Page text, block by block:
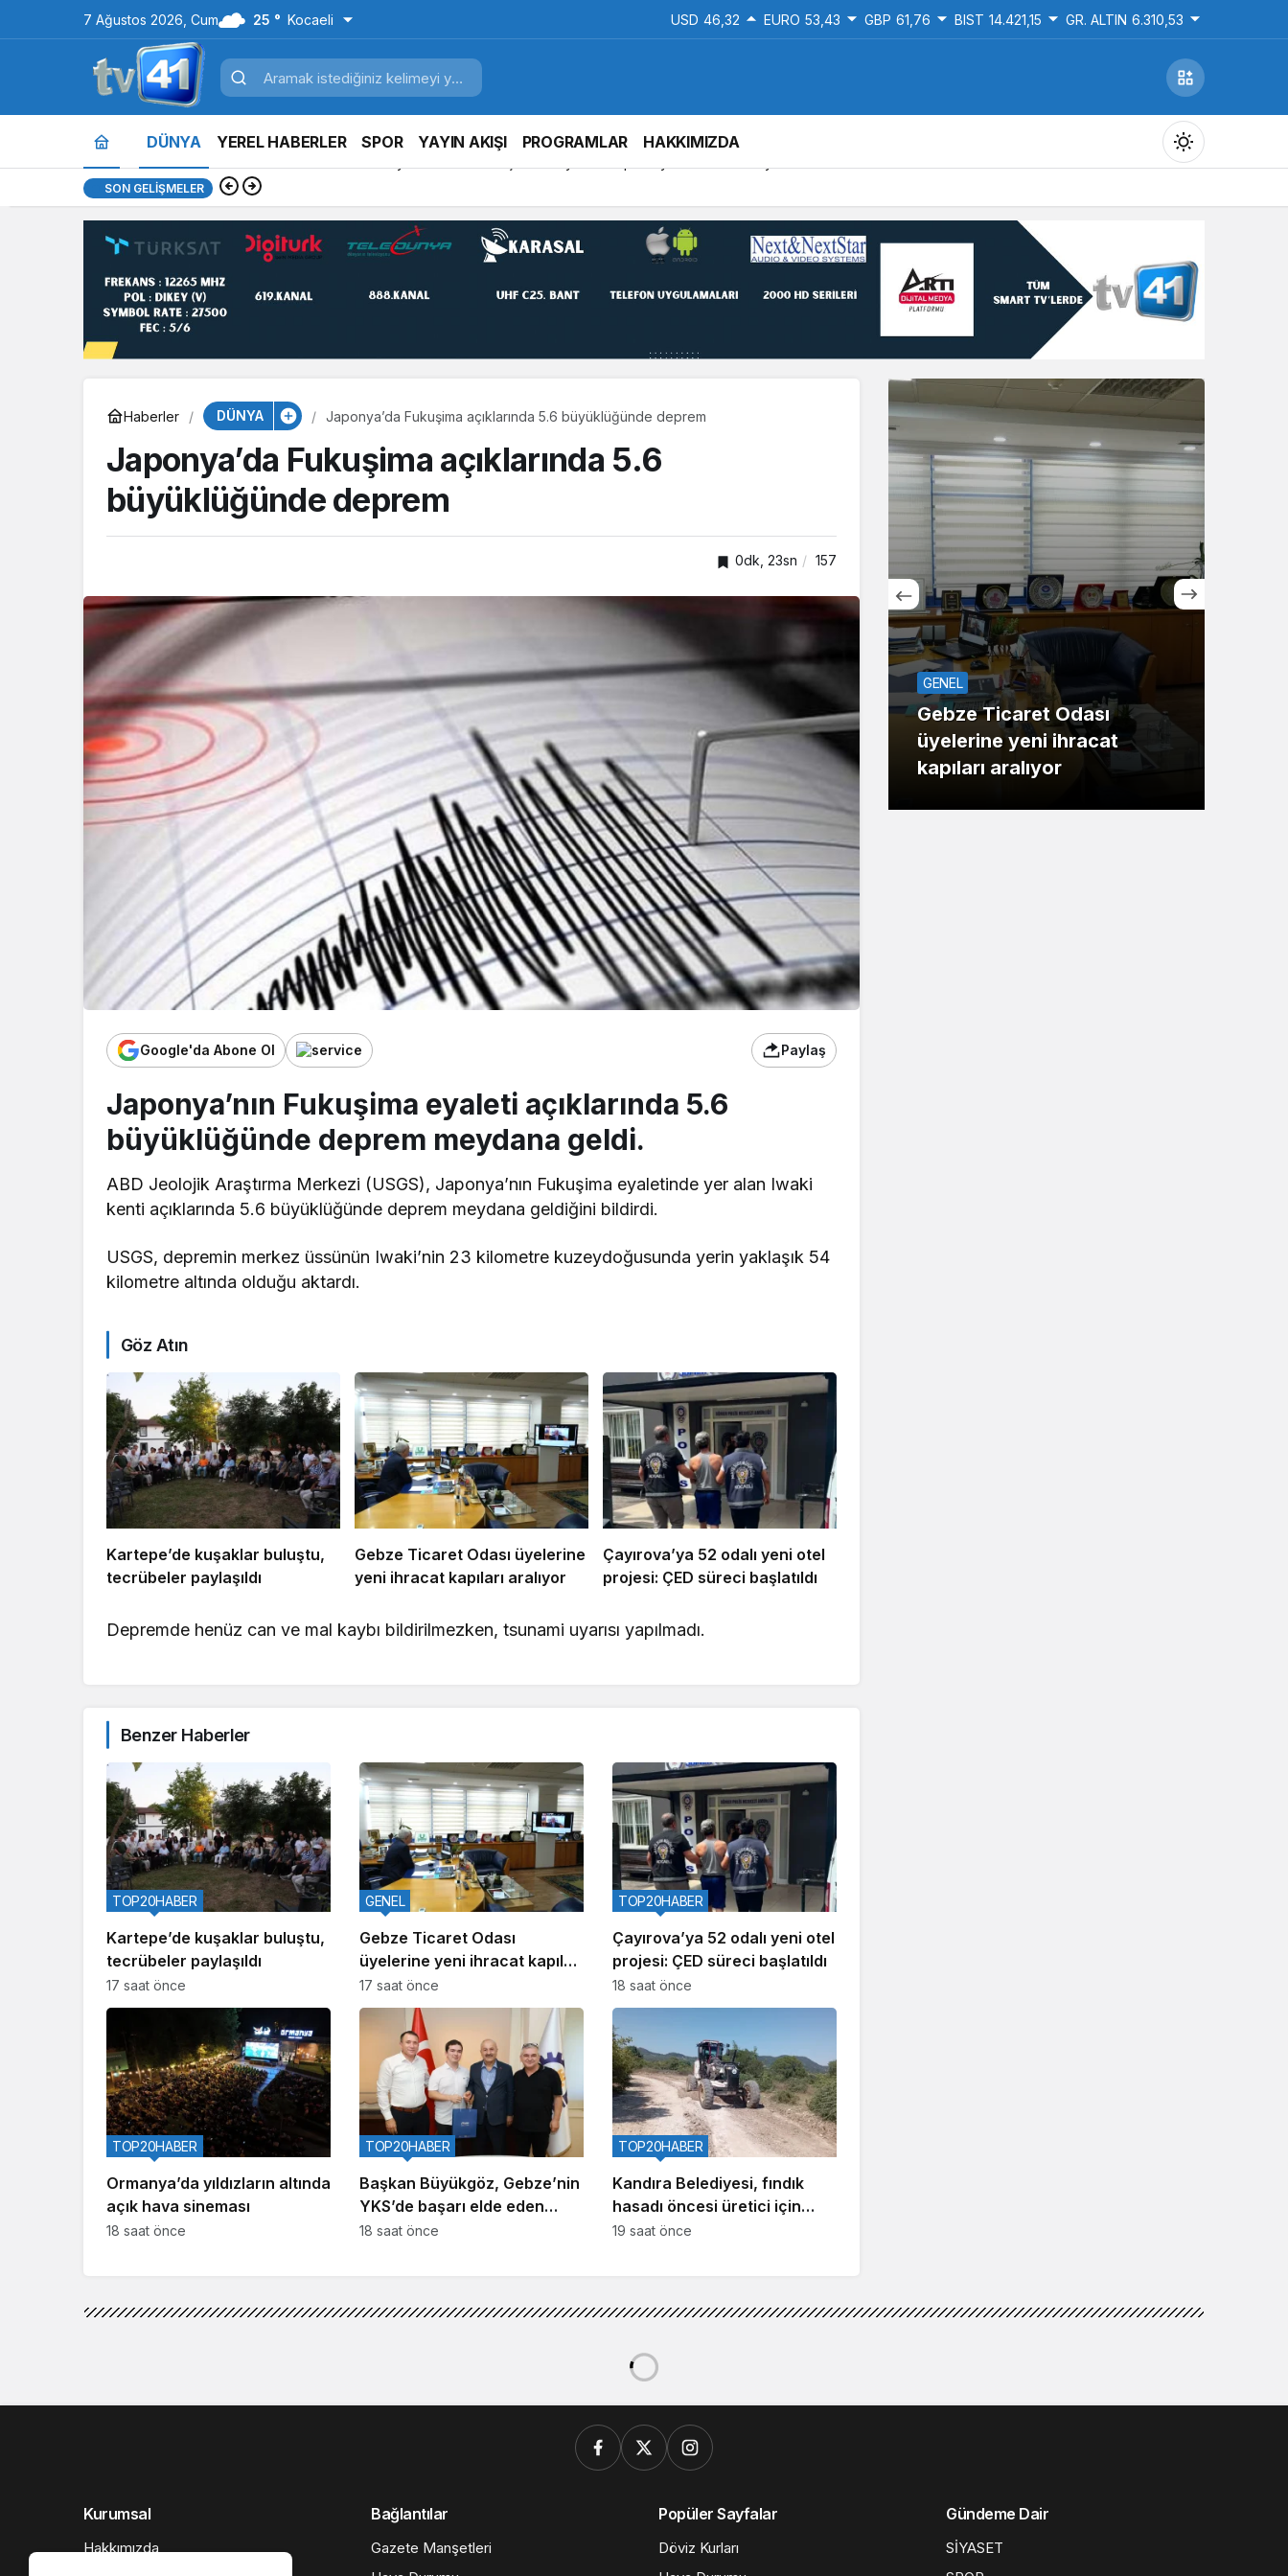
7 Ağustos 2026, Cum 25 ° Kocaeli USD 46,32 EURO 53,43 GBP 61,76 BIST 14.421,15 GR. ALTIN 6.310,53
DÜNYA YEREL HABERLER SPOR YAYIN AKIŞI PROGRAMLAR HAKKIMIZDA
Gündüz Modu
Gündüz modunu seçin.
Gece modunu seçin.
Sistem Modu
Sistem modunu seçin.
SON GELIŞMELER
Haberler DÜNYA Japonya’da Fukuşima açıklarında 5.6 büyüklüğünde deprem
Japonya’da Fukuşima açıklarında 5.6
büyüklüğünde deprem
0dk, 23sn 157
Google'da Abone Ol Paylaş
Japonya’nın Fukuşima eyaleti açıklarında 5.6
büyüklüğünde deprem meydana geldi.
ABD Jeolojik Araştırma Merkezi (USGS), Japonya’nın Fukuşima eyaletinde yer alan Iwaki
kenti açıklarında 5.6 büyüklüğünde deprem meydana geldiğini bildirdi.
USGS, depremin merkez üssünün Iwaki’nin 23 kilometre kuzeydoğusunda yerin yaklaşık 54
kilometre altında olduğu aktardı.
Göz Atın
Kartepe’de kuşaklar buluştu,
tecrübeler paylaşıldı
Gebze Ticaret Odası üyelerine
yeni ihracat kapıları aralıyor
Çayırova’ya 52 odalı yeni otel
projesi: ÇED süreci başlatıldı
Depremde henüz can ve mal kaybı bildirilmezken, tsunami uyarısı yapılmadı.
Benzer Haberler
Kartepe’de kuşaklar buluştu,
tecrübeler paylaşıldı
TOP20HABER
17 saat önce
Gebze Ticaret Odası
üyelerine yeni ihracat kapıları
aralıyor
GENEL
17 saat önce
Çayırova’ya 52 odalı yeni otel
projesi: ÇED süreci başlatıldı
TOP20HABER
18 saat önce
Ormanya’da yıldızların altında
açık hava sineması
TOP20HABER
18 saat önce
Başkan Büyükgöz, Gebze’nin
YKS’de başarı elde eden
gençlerini ağırladı
TOP20HABER
18 saat önce
Kandıra Belediyesi, fındık
hasadı öncesi üretici için
seferber oldu
TOP20HABER
19 saat önce
Kocaeli Emniyeti’nden
aranan şahıslara yönelik
operasyon: İki hükümlü
yakalandı
TOP20HABER
Kartepe’de kuşaklar
buluştu, tecrübeler
paylaşıldı
GENEL
Gebze Ticaret Odası
üyelerine yeni ihracat
kapıları aralıyor
Kurumsal
Hakkımızda
Bağlantılar
Gazete Manşetleri
Popüler Sayfalar
Döviz Kurları
Gündeme Dair
SİYASET